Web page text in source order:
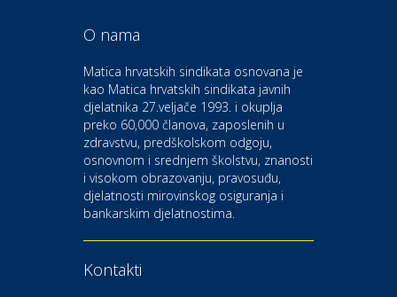
Odmor
Bistrica
Auto-moto i tehnika
CIAK Auto d.o.o.
Kultura i edukacija
Kazalište Gavella
Moda i ljepota
O nama
Matica hrvatskih sindikata osnovana je
kao Matica hrvatskih sindikata javnih
djelatnika 27.veljače 1993. i okuplja
preko 60,000 članova, zaposlenih u
zdravstvu, predškolskom odgoju,
osnovnom i srednjem školstvu, znanosti
i visokom obrazovanju, pravosuđu,
djelatnosti mirovinskog osiguranja i
bankarskim djelatnostima.
Kontakti